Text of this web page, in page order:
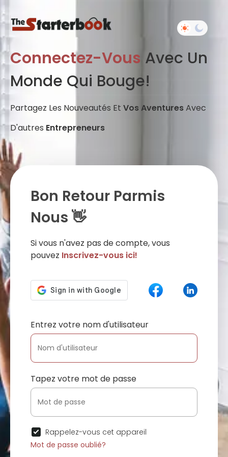
Connectez-Vous Avec Un
Monde Qui Bouge!
Partagez Les Nouveautés Et Vos AventuresAvec
D'autres Entrepreneurs
Bon Retour Parmis
Nous 👋
Si vous n'avez pas de compte, vous
pouvez Inscrivez-vous ici!
Entrez votre nom d'utilisateur
Tapez votre mot de passe
Rappelez-vous cet appareil
Mot de passe oublié?